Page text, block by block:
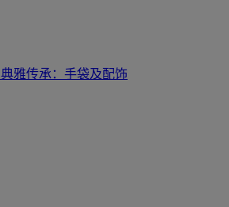
典雅传承：手袋及配饰